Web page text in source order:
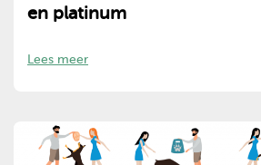
en platinum
Lees meer